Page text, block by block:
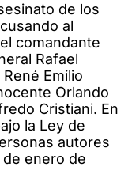
de los
al
comandante
Rafael
Emilio
Orlando
Cristiani. En
la Ley de
autores
de enero de